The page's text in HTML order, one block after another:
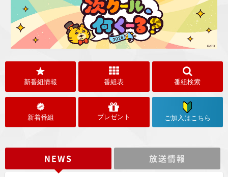
新番組情報 番組表 番組検索
新着番組 プレゼント ご加入はこちら
NEWS 放送情報